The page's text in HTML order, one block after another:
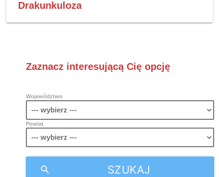
Drakunkuloza
Zaznacz interesującą Cię opcję
Województwo
Powiat
SZUKAJ
search